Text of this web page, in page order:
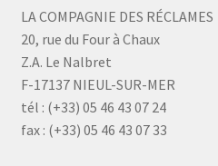
LA COMPAGNIE DES RÉCLAMES
20, rue du Four à Chaux
Z.A. Le Nalbret
F-17137 NIEUL-SUR-MER
tél : (+33) 05 46 43 07 24
fax : (+33) 05 46 43 07 33